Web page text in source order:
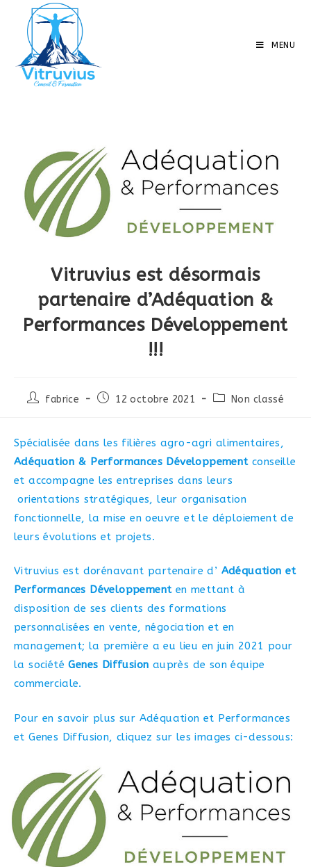
content
MENU
Vitruvius est désormais
partenaire d’Adéquation &
Performances Développement
!!!
Auteur/autrice
publication :
fabrice
Post12 octobre 2021
PostNon classé
Spécialisée dans les filières agro-agri alimentaires,
Adéquation & Performances Développementconseille
et accompagne les entreprises dans leurs
orientations stratégiques, leur organisation
fonctionnelle, la mise en oeuvre et le déploiement de
leurs évolutions et projets.
Vitruvius est dorénavant partenaire d’ Adéquation et
Performances Développementen mettant à
disposition de ses clients des formations
personnalisées en vente, négociation et en
management; la première a eu lieu en juin 2021 pour
la sociétéGenes Diffusion auprès de son équipe
commerciale.
Pour en savoir plus sur Adéquation et Performances
et Genes Diffusion, cliquez sur les images ci-dessous: